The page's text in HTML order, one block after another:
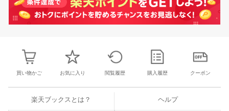
買い物かご お気に入り 閲覧履歴 購入履歴 クーポン
楽天ブックスとは？ ヘルプ